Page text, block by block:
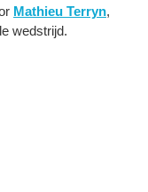
Mathieu Terryn,
wedstrijd.